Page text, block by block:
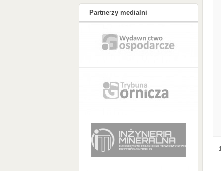
Partnerzy medialni